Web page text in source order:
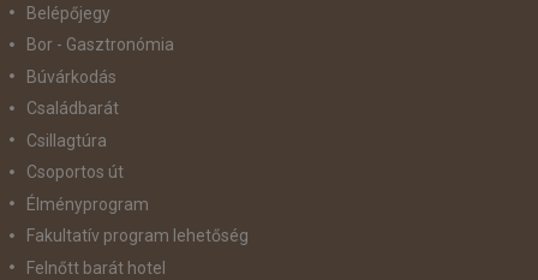
Belépőjegy
Bor - Gasztronómia
Búvárkodás
Családbarát
Csillagtúra
Csoportos út
Élményprogram
Fakultatív program lehetőség
Felnőtt barát hotel